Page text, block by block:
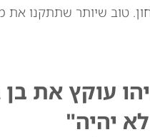
טוב שיותר שתתקנו את
עוקץ את בן
יהיה"